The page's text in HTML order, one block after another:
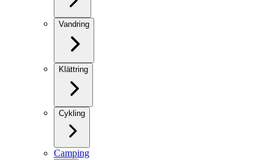
Vandring
Klättring
Cykling
Camping